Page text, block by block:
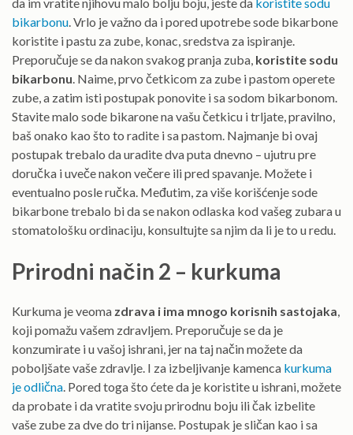
bikarbonu. Vrlo je važno da i pored upotrebe sode bikarbone
koristite i pastu za zube, konac, sredstva za ispiranje.
Preporučuje se da nakon svakog pranja zuba, koristite sodu
bikarbonu. Naime, prvo četkicom za zube i pastom operete
zube, a zatim isti postupak ponovite i sa sodom bikarbonom.
Stavite malo sode bikarone na vašu četkicu i trljate, pravilno,
baš onako kao što to radite i sa pastom. Najmanje bi ovaj
postupak trebalo da uradite dva puta dnevno – ujutru pre
doručka i uveče nakon večere ili pred spavanje. Možete i
eventualno posle ručka. Međutim, za više korišćenje sode
bikarbone trebalo bi da se nakon odlaska kod vašeg zubara u
stomatološku ordinaciju, konsultujte sa njim da li je to u redu.
Prirodni način 2 – kurkuma
Kurkuma je veoma zdrava i ima mnogo korisnih sastojaka,
koji pomažu vašem zdravljem. Preporučuje se da je
konzumirate i u vašoj ishrani, jer na taj način možete da
poboljšate vaše zdravlje. I za izbeljivanje kamenca kurkuma
je odlična. Pored toga što ćete da je koristite u ishrani, možete
da probate i da vratite svoju prirodnu boju ili čak izbelite
vaše zube za dve do tri nijanse. Postupak je sličan kao i sa